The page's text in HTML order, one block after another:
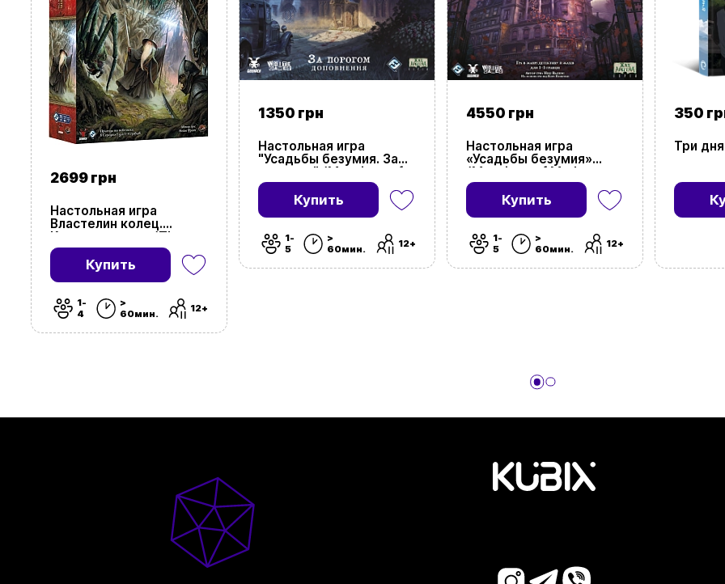
2699 грн
Настольная игра
Властелин колец.
Карточная игра (The
Lord of the Rings: The
Card Game)
Купить
1-
4
>
60мин.
12+
1350 грн
Настольная игра
"Усадьбы безумия. За
порогом" (Mansions of
Madness: Beyond the
Threshold)
Купить
1-
5
>
60мин.
12+
4550 грн
Настольная игра
«Усадьбы безумия»
(Mansions of Madness:
Second Edition)
Купить
1-
5
>
60мин.
12+
350
Три